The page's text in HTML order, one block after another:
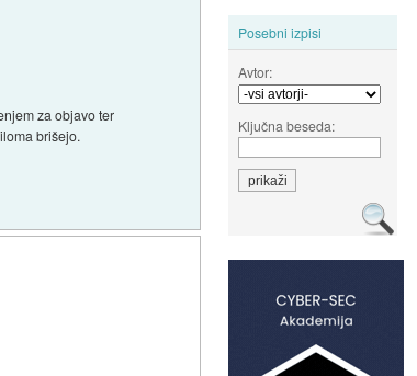
Posebni izpisi
Avtor:
Ključna beseda:
za objavo ter
brišejo.